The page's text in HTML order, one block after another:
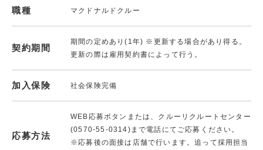
職種 マクドナルドクルー
契約期間
期間の定めあり(1年) ※更新する場合があり得る。
更新の際は雇用契約書によって行う。
加入保険 社会保険完備
応募方法
WEB応募ボタンまたは、クルーリクルートセンター
(0570-55-0314)まで電話にてご応募ください。
※応募後の面接は店舗で行います。追って採用担当